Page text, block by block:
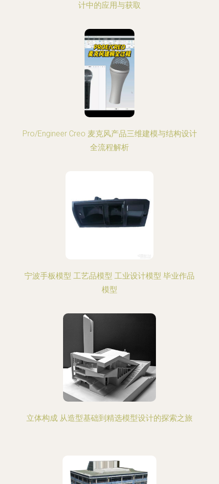
计中的应用与获取
Pro/Engineer Creo 麦克风产品三维建模与结构设计
全流程解析
宁波手板模型 工艺品模型 工业设计模型 毕业作品
模型
立体构成 从造型基础到精选模型设计的探索之旅